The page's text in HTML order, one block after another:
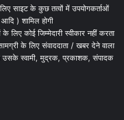
साइट के कुछ तत्वों में उपयोगकर्ताओं
आदि ) शामिल होगी
कोई जिम्मेदारी स्वीकार नहीं करता
के लिए संवाददाता / खबर देने वाला
उसके स्वामी, मुद्रक, प्रकाशक, संपादक